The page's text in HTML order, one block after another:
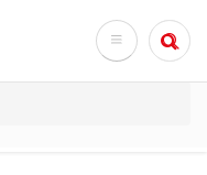
Search